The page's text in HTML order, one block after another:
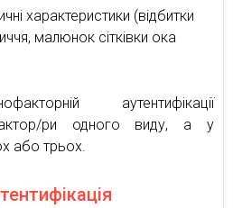
характеристики (відбитки
малюнок сітківки ока
аутентифікації
ри одного виду, а у
або трьох.